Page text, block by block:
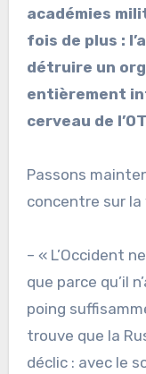
académies
fois de plus :
détruire un
entièrement
cerveau de
Passons
concentre sur la
– « L’Occident
que parce qu’il
poing
trouve que la
déclic : avec le